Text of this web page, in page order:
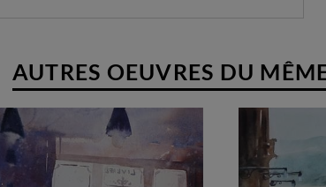
AUTRES OEUVRES DU